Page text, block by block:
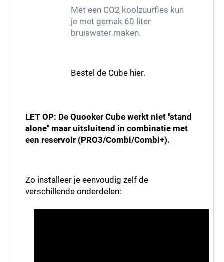
Met een CO2 koolzuurfles kun
je met gemak 60 liter
bruiswater maken.
Bestel de Cube hier.
LET OP: De Quooker Cube werkt niet "stand
alone" maar uitsluitend in combinatie met
een reservoir (PRO3/Combi/Combi+).
Zo installeer je eenvoudig zelf de
verschillende onderdelen: